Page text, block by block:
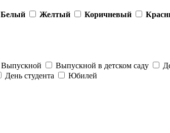
Белый Желтый Коричневый
Выпускной Выпускной в детском саду
День студента Юбилей